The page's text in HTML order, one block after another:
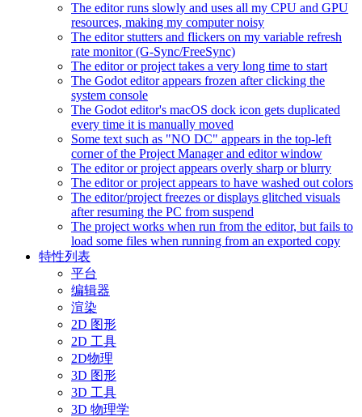
The editor runs slowly and uses all my CPU and GPU
resources, making my computer noisy
The editor stutters and flickers on my variable refresh
rate monitor (G-Sync/FreeSync)
The editor or project takes a very long time to start
The Godot editor appears frozen after clicking the
system console
The Godot editor's macOS dock icon gets duplicated
every time it is manually moved
Some text such as "NO DC" appears in the top-left
corner of the Project Manager and editor window
The editor or project appears overly sharp or blurry
The editor or project appears to have washed out colors
The editor/project freezes or displays glitched visuals
after resuming the PC from suspend
The project works when run from the editor, but fails to
load some files when running from an exported copy
特性列表
平台
编辑器
渲染
2D 图形
2D 工具
2D物理
3D 图形
3D 工具
3D 物理学